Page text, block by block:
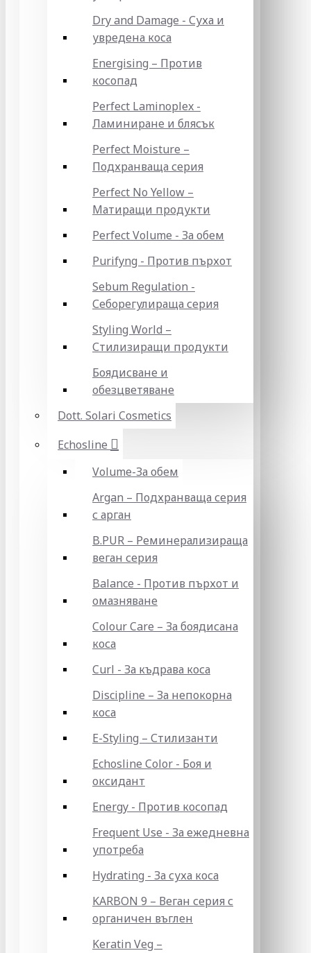
Dry and Damage - Суха и
увредена коса
Energising – Против
косопад
Perfect Laminoplex -
Ламиниране и блясък
Perfect Moisture –
Подхранваща серия
Perfect No Yellow –
Матиращи продукти
Perfect Volume - За обем
Purifyng - Против пърхот
Sebum Regulation -
Себорегулираща серия
Styling World –
Стилизиращи продукти
Боядисване и
обезцветяване
Dott. Solari Cosmetics
Echosline
Volume-За обем
Argan – Подхранваща серия
с арган
B.PUR – Реминерализираща
веган серия
Balance - Против пърхот и
омазняване
Colour Care – За боядисана
коса
Curl - За къдрава коса
Discipline – За непокорна
коса
E-Styling – Стилизанти
Echosline Color - Боя и
оксидант
Energy - Против косопад
Frequent Use - За ежедневна
употреба
Hydrating - За суха коса
KARBON 9 – Веган серия с
органичен въглен
Keratin Veg –